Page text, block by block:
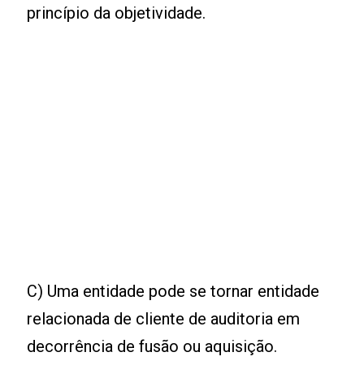
princípio da objetividade.
C) Uma entidade pode se tornar entidade
relacionada de cliente de auditoria em
decorrência de fusão ou aquisição.